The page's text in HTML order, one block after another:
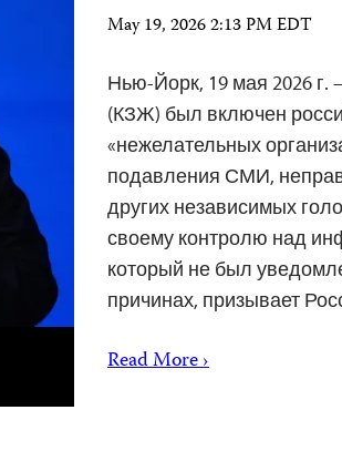
May 19, 2026 2:13 PM EDT
Нью-Йорк, 19 мая 2026
(КЗЖ) был включен
«нежелательных
подавления СМИ,
других независимых
своему контролю над
который не был
причинах, призывает
Read More ›